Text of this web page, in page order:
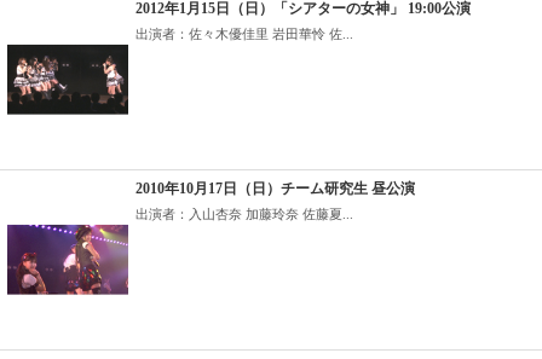
2012年1月15日（日）「シアターの女神」 19:00公演
出演者：佐々木優佳里 岩田華怜 佐...
2010年10月17日（日）チーム研究生 昼公演
出演者：入山杏奈 加藤玲奈 佐藤夏...